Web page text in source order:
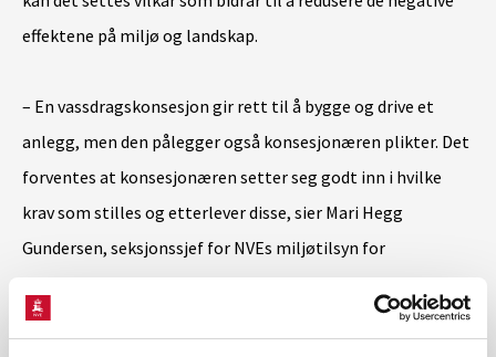
effektene på miljø og landskap.
– En vassdragskonsesjon gir rett til å bygge og drive et
anlegg, men den pålegger også konsesjonæren plikter. Det
forventes at konsesjonæren setter seg godt inn i hvilke
krav som stilles og etterlever disse, sier Mari Hegg
Gundersen, seksjonssjef for NVEs miljøtilsyn for